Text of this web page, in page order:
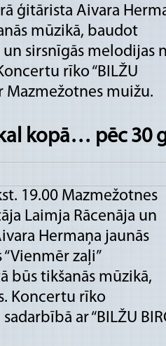
ģitārista Aivara
mūzikā, baudot
sirsnīgās melodijas
rīko “BILŽU
Mazmežotnes muižu.
kopā… pēc 30
19.00 Mazmežotnes
Laimja Rācenāja un
Hermaņa jaunās
zaļi”
būs tikšanās mūzikā,
Koncertu rīko
ar “BILŽU